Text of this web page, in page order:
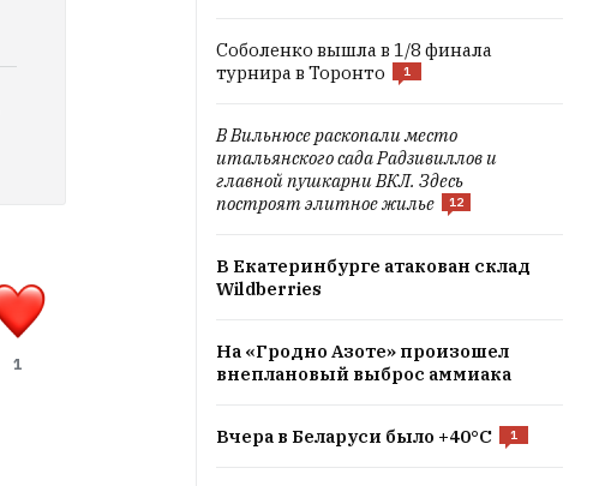
1
Соболенко вышла в 1/8 финала
турнира в Торонто
1
В Вильнюсе раскопали место
итальянского сада Радзивиллов и
главной пушкарни ВКЛ. Здесь
построят элитное жилье
12
В Екатеринбурге атакован склад
Wildberries
На «Гродно Азоте» произошел
внеплановый выброс аммиака
Вчера в Беларуси было +40°C 1